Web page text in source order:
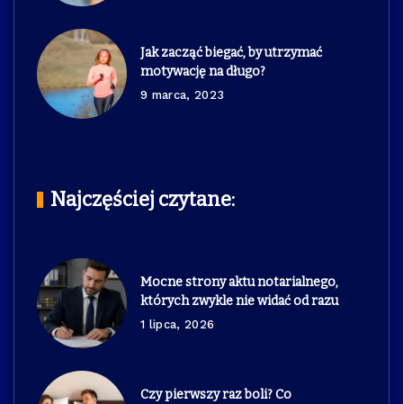
Jak zacząć biegać, by utrzymać
motywację na długo?
9 marca, 2023
Najczęściej czytane:
Mocne strony aktu notarialnego,
których zwykle nie widać od razu
1 lipca, 2026
Czy pierwszy raz boli? Co